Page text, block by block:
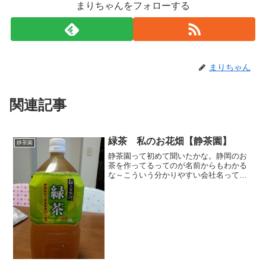
まりちゃんをフォローする
まりちゃん
関連記事
静茶園 緑茶 私のお花畑【静茶園】
静茶園って初めて聞いたかな。静岡のお
茶を作ってるってのが名前からもわかる
な～こういう分かりやすい会社名って好